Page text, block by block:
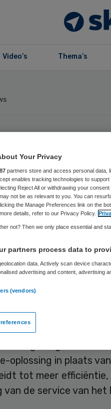
Video’s Thema’s
Skipr Redactie 27 juli 2015
in de wereld
worden alle klinische
oplossing in plaats
tot meer
van de service van het
Your Privacy
partners store and access personal data,
enables tracking technologies to
Reject All or withdrawing your
not be as relevant to you. You can
the Manage Preferences link on the
details, refer to our Privacy Policy.
not? Then we only place essential and
partners process data to
data. Actively scan device
advertising and content, advertising
(vendors)